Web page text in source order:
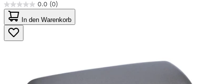
0.0 (0)
0.0
von
5
Sternen.
In den Warenkorb